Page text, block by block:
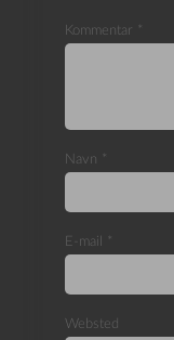
Kommentar *
Navn *
E-mail *
Websted